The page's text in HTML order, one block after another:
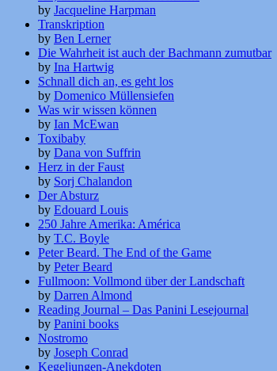
by Jacqueline Harpman
Transkription
by Ben Lerner
Die Wahrheit ist auch der Bachmann zumutbar
by Ina Hartwig
Schnall dich an, es geht los
by Domenico Müllensiefen
Was wir wissen können
by Ian McEwan
Toxibaby
by Dana von Suffrin
Herz in der Faust
by Sorj Chalandon
Der Absturz
by Edouard Louis
250 Jahre Amerika: América
by T.C. Boyle
Peter Beard. The End of the Game
by Peter Beard
Fullmoon: Vollmond über der Landschaft
by Darren Almond
Reading Journal – Das Panini Lesejournal
by Panini books
Nostromo
by Joseph Conrad
Kegeljungen-Anekdoten